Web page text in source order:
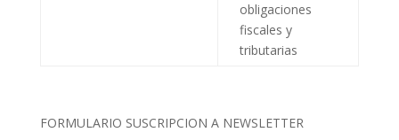
obligaciones
fiscales y
tributarias
FORMULARIO SUSCRIPCION A NEWSLETTER